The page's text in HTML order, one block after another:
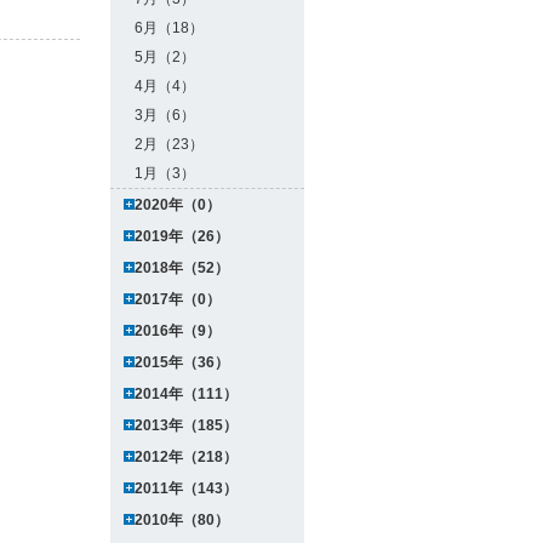
6月（18）
5月（2）
4月（4）
3月（6）
2月（23）
1月（3）
2020年（0）
2019年（26）
2018年（52）
2017年（0）
2016年（9）
2015年（36）
2014年（111）
2013年（185）
2012年（218）
2011年（143）
2010年（80）